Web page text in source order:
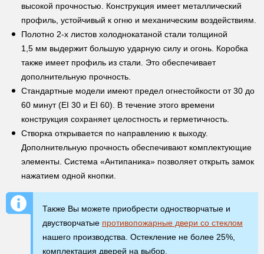
высокой прочностью. Конструкция имеет металлический
профиль, устойчивый к огню и механическим воздействиям.
Полотно 2-х листов холоднокатаной стали толщиной
1,5 мм выдержит большую ударную силу и огонь. Коробка
также имеет профиль из стали. Это обеспечивает
дополнительную прочность.
Стандартные модели имеют предел огнестойкости от 30 до
60 минут (EI 30 и EI 60). В течение этого времени
конструкция сохраняет целостность и герметичность.
Створка открывается по направлению к выходу.
Дополнительную прочность обеспечивают комплектующие
элементы. Система «Антипаника» позволяет открыть замок
нажатием одной кнопки.
Также Вы можете приобрести одностворчатые и
двустворчатые противопожарные двери со стеклом
нашего производства. Остекление не более 25%,
комплектация дверей на выбор.